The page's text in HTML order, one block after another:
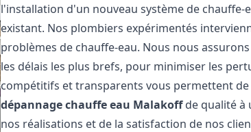
l'installation d'un nouveau système de
existant. Nos plombiers expérimentés
problèmes de chauffe-eau. Nous nous
les délais les plus brefs, pour minimiser les
compétitifs et transparents vous permettent
dépannage chauffe eau Malakoffde qualité à
nos réalisations et de la satisfaction de nos